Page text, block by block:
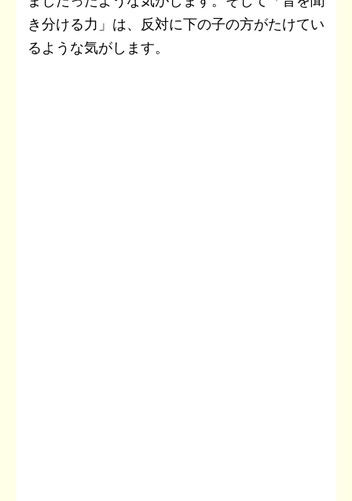
き分ける力」は、反対に下の子の方がたけてい
るような気がします。